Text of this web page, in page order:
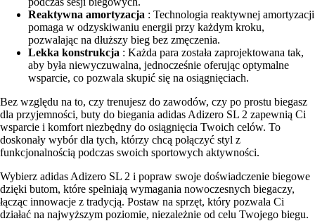
Reaktywna amortyzacja : Technologia reaktywnej amortyzacji
pomaga w odzyskiwaniu energii przy każdym kroku,
pozwalając na dłuższy bieg bez zmęczenia.
Lekka konstrukcja : Każda para została zaprojektowana tak,
aby była niewyczuwalna, jednocześnie oferując optymalne
wsparcie, co pozwala skupić się na osiągnięciach.
Bez względu na to, czy trenujesz do zawodów, czy po prostu biegasz
dla przyjemności, buty do biegania adidas Adizero SL 2 zapewnią Ci
wsparcie i komfort niezbędny do osiągnięcia Twoich celów. To
doskonały wybór dla tych, którzy chcą połączyć styl z
funkcjonalnością podczas swoich sportowych aktywności.
Wybierz adidas Adizero SL 2 i popraw swoje doświadczenie biegowe
dzięki butom, które spełniają wymagania nowoczesnych biegaczy,
łącząc innowacje z tradycją. Postaw na sprzęt, który pozwala Ci
działać na najwyższym poziomie, niezależnie od celu Twojego biegu.